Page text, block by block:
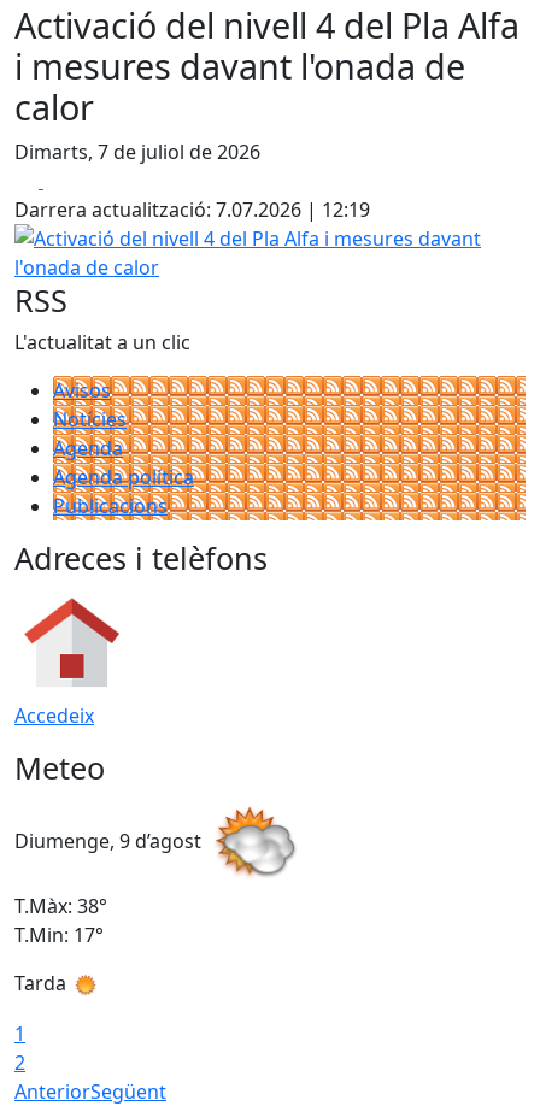
Activació del nivell 4 del Pla Alfa
i mesures davant l'onada de
calor
Dimarts, 7 de juliol de 2026
Darrera actualització: 7.07.2026 | 12:19
Activació del nivell 4 del Pla Alfa i mesures davant l'onada
RSS
L'actualitat a un clic
Avisos
Notícies
Agenda
Agenda política
Publicacions
Adreces i telèfons
Accedeix
Meteo
Diumenge, 9 d’agost
T.Màx: 38°
T.Min: 17°
Tarda
1
2
AnteriorSegüent